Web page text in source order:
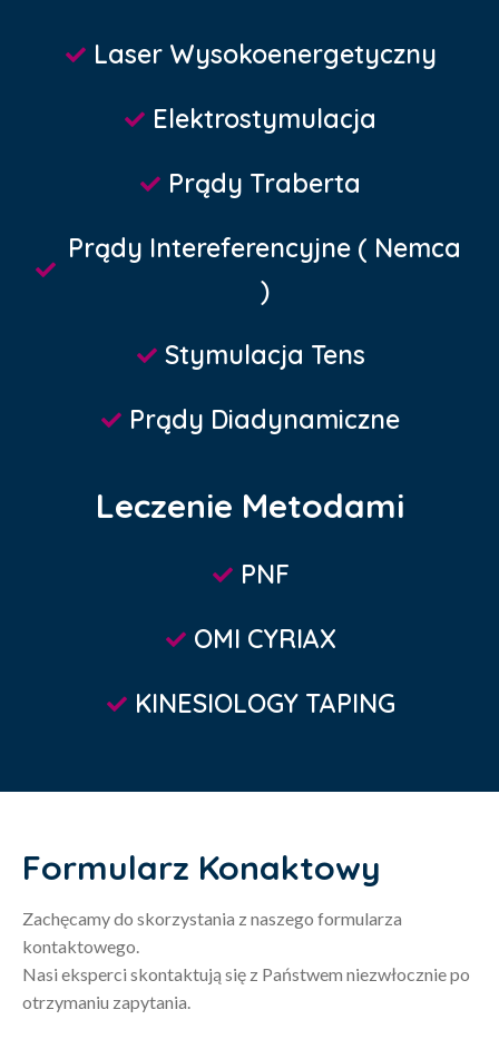
Laser Wysokoenergetyczny
Elektrostymulacja
Prądy Traberta
Prądy Intereferencyjne ( Nemca
)
Stymulacja Tens
Prądy Diadynamiczne
Leczenie Metodami
PNF
OMI CYRIAX
KINESIOLOGY TAPING
Formularz Konaktowy
Zachęcamy do skorzystania z naszego formularza
kontaktowego.
Nasi eksperci skontaktują się z Państwem niezwłocznie po
otrzymaniu zapytania.